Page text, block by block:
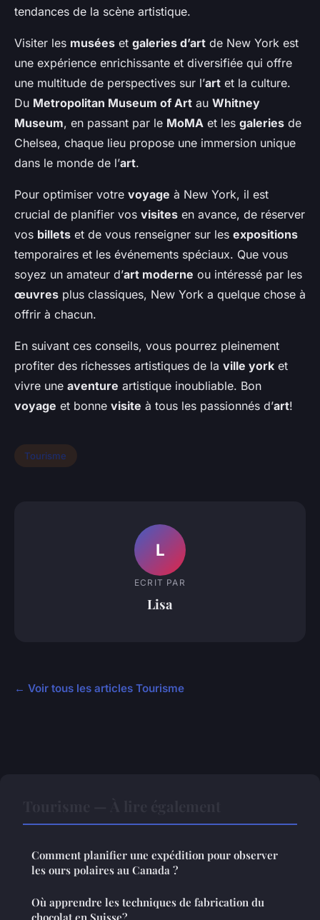
tendances de la scène artistique.
Visiter les musées et galeries d’art de New York est
une expérience enrichissante et diversifiée qui offre
une multitude de perspectives sur l’art et la culture.
Du Metropolitan Museum of Art au Whitney
Museum, en passant par le MoMA et les galeries de
Chelsea, chaque lieu propose une immersion unique
dans le monde de l’art.
Pour optimiser votre voyage à New York, il est
crucial de planifier vos visites en avance, de réserver
vos billets et de vous renseigner sur les expositions
temporaires et les événements spéciaux. Que vous
soyez un amateur d’art moderne ou intéressé par les
œuvres plus classiques, New York a quelque chose à
offrir à chacun.
En suivant ces conseils, vous pourrez pleinement
profiter des richesses artistiques de la ville york et
vivre une aventure artistique inoubliable. Bon
voyage et bonne visite à tous les passionnés d’art!
Tourisme
L
ECRIT PAR
Lisa
← Voir tous les articles Tourisme
Comment planifier une expédition pour observer
les ours polaires au Canada ?
Où apprendre les techniques de fabrication du